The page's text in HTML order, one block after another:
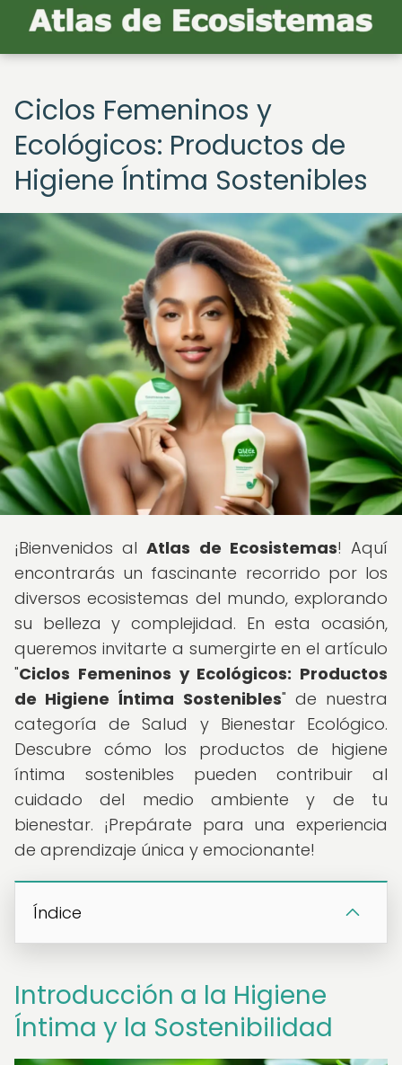
Ciclos Femeninos y
Ecológicos: Productos de
Higiene Íntima Sostenibles
¡Bienvenidos alAtlas de Ecosistemas! Aquí
encontrarás un fascinante recorrido por los
diversos ecosistemas del mundo, explorando
su belleza y complejidad. En esta ocasión,
queremos invitarte a sumergirte en el artículo
"Ciclos Femeninos y Ecológicos: Productos
de Higiene Íntima Sostenibles" de nuestra
categoría de Salud y Bienestar Ecológico.
Descubre cómo los productos de higiene
íntima sostenibles pueden contribuir al
cuidado del medio ambiente y de tu
bienestar. ¡Prepárate para una experiencia
de aprendizaje única y emocionante!
Índice
Introducción a la Higiene
Íntima y la Sostenibilidad